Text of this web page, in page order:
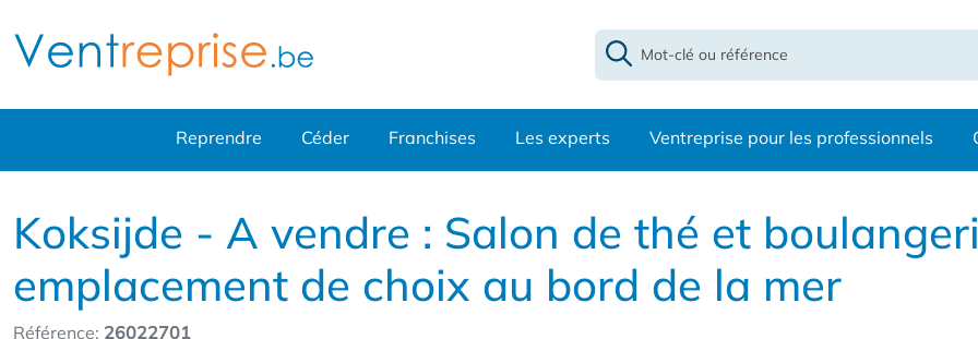
Reprendre Céder Franchises Les experts Ventreprise pour les professionnels
Koksijde - A vendre : Salon de thé et
emplacement de choix au bord de la mer
Référence: 26022701